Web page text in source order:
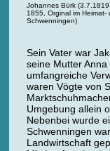
Johannes Bürk
1855, Orginal im
Schwenningen)
Sein Vater war
seine Mutter
umfangreiche
waren Vögte von
Umgebung allein
Nebenbei wurde
Schwenningen
Landwirtschaft